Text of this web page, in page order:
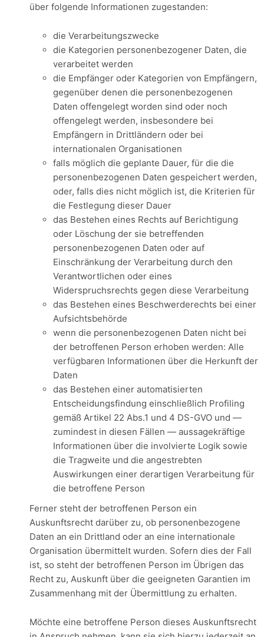
über folgende Informationen zugestanden:
die Verarbeitungszwecke
die Kategorien personenbezogener Daten, die
verarbeitet werden
die Empfänger oder Kategorien von Empfängern,
gegenüber denen die personenbezogenen
Daten offengelegt worden sind oder noch
offengelegt werden, insbesondere bei
Empfängern in Drittländern oder bei
internationalen Organisationen
falls möglich die geplante Dauer, für die die
personenbezogenen Daten gespeichert werden,
oder, falls dies nicht möglich ist, die Kriterien für
die Festlegung dieser Dauer
das Bestehen eines Rechts auf Berichtigung
oder Löschung der sie betreffenden
personenbezogenen Daten oder auf
Einschränkung der Verarbeitung durch den
Verantwortlichen oder eines
Widerspruchsrechts gegen diese Verarbeitung
das Bestehen eines Beschwerderechts bei einer
Aufsichtsbehörde
wenn die personenbezogenen Daten nicht bei
der betroffenen Person erhoben werden: Alle
verfügbaren Informationen über die Herkunft der
Daten
das Bestehen einer automatisierten
Entscheidungsfindung einschließlich Profiling
gemäß Artikel 22 Abs.1 und 4 DS-GVO und —
zumindest in diesen Fällen — aussagekräftige
Informationen über die involvierte Logik sowie
die Tragweite und die angestrebten
Auswirkungen einer derartigen Verarbeitung für
die betroffene Person
Ferner steht der betroffenen Person ein
Auskunftsrecht darüber zu, ob personenbezogene
Daten an ein Drittland oder an eine internationale
Organisation übermittelt wurden. Sofern dies der Fall
ist, so steht der betroffenen Person im Übrigen das
Recht zu, Auskunft über die geeigneten Garantien im
Zusammenhang mit der Übermittlung zu erhalten.
Möchte eine betroffene Person dieses Auskunftsrecht